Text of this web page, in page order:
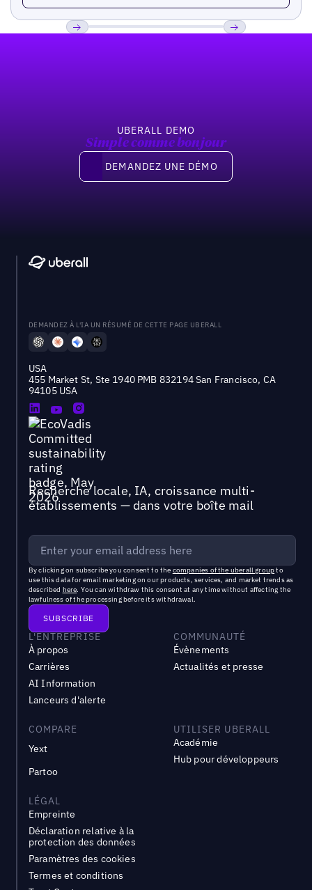
UBERALL DEMO
Simple comme bonjour
Demandez une démo
DEMANDEZ UNE DÉMO
DEMANDEZ À L'IA UN RÉSUMÉ DE CETTE PAGE UBERALL
USA
455 Market St, Ste 1940 PMB 832194 San Francisco, CA
94105 USA
Recherche locale, IA, croissance multi-
établissements — dans votre boîte mail
By clicking on subscribe you consent to the companies of the uberall groupto
use this data for email marketing on our products, services, and market trends as
described here. You can withdraw this consent at any time without affecting the
lawfulness of the processing before its withdrawal.
L'ENTREPRISE
À propos
Carrières
AI Information
Lanceurs d'alerte
COMMUNAUTÉ
Évènements
Actualités et presse
COMPARE
Yext
Partoo
UTILISER UBERALL
Académie
Hub pour développeurs
LÉGAL
Empreinte
Déclaration relative à la
protection des données
Paramètres des cookies
Termes et conditions